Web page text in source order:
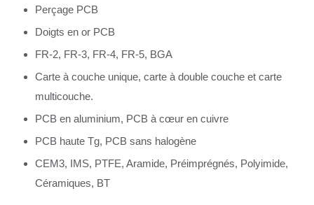
Perçage PCB
Doigts en or PCB
FR-2, FR-3, FR-4, FR-5, BGA
Carte à couche unique, carte à double couche et carte
multicouche.
PCB en aluminium, PCB à cœur en cuivre
PCB haute Tg, PCB sans halogène
CEM3, IMS, PTFE, Aramide, Préimprégnés, Polyimide,
Céramiques, BT